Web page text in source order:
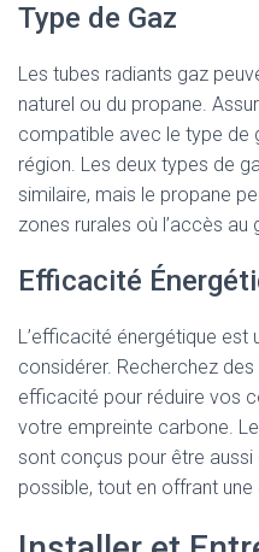
Type de Gaz
Les tubes radiants gaz
naturel ou du propane.
compatible avec le type de
région. Les deux types de
similaire, mais le propane
zones rurales où l’accès au
Efficacité
L’efficacité énergétique est
considérer. Recherchez
efficacité pour réduire vos
votre empreinte carbone.
sont conçus pour être
possible, tout en offrant